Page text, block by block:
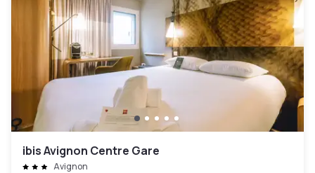
ibis Avignon Centre Gare
Avignon